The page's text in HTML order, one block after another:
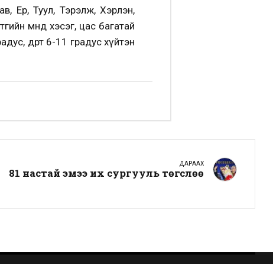
Ерөө, Туул, Тэрэлж, Хэрлэн,
өмнөд хэсэг, цас багатай
өдөртөө 6-11 градус хүйтэн
ДАРААХ
81 настай эмээ их сургууль төгслөө